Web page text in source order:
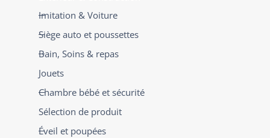
Imitation & Voiture
Siège auto et poussettes
Bain, Soins & repas
Jouets
Chambre bébé et sécurité
Sélection de produit
Éveil et poupées